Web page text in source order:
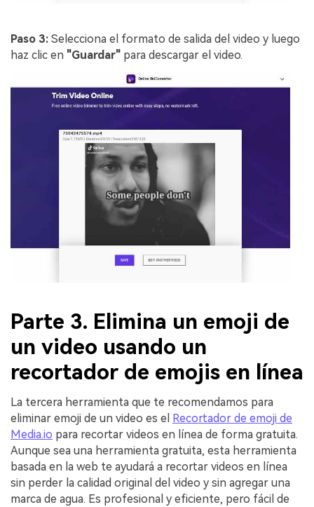
Paso 3: Selecciona el formato de salida del video y luego
haz clic en "Guardar" para descargar el video.
Parte 3. Elimina un emoji de
un video usando un
recortador de emojis en línea
La tercera herramienta que te recomendamos para
eliminar emoji de un video es el Recortador de emoji de
Media.io para recortar videos en línea de forma gratuita.
Aunque sea una herramienta gratuita, esta herramienta
basada en la web te ayudará a recortar videos en línea
sin perder la calidad original del video y sin agregar una
marca de agua. Es profesional y eficiente, pero fácil de